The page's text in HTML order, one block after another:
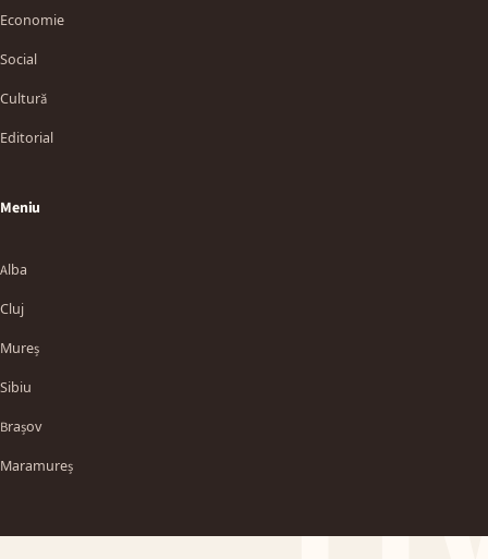
Economie
Social
Cultură
Editorial
Meniu
Alba
Cluj
Mureș
Sibiu
Brașov
Maramureș